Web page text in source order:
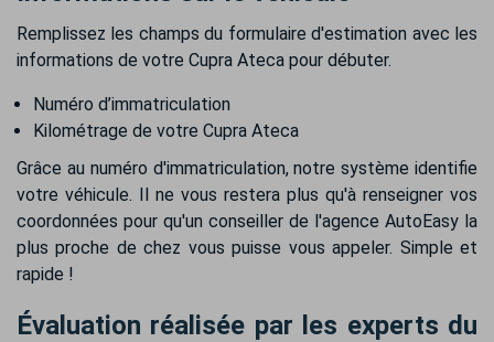
Remplissez les champs du formulaire d'estimation avec les
informations de votre Cupra Ateca pour débuter.
Numéro d’immatriculation
Kilométrage de votre Cupra Ateca
Grâce au numéro d'immatriculation, notre système identifie
votre véhicule. Il ne vous restera plus qu'à renseigner vos
coordonnées pour qu'un conseiller de l'agence AutoEasy la
plus proche de chez vous puisse vous appeler. Simple et
rapide !
Évaluation réalisée par les experts du